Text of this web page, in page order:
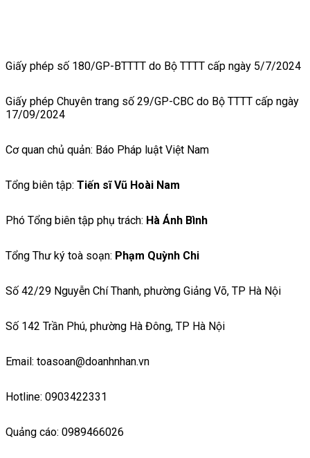
Giấy phép số 180/GP-BTTTT do Bộ TTTT cấp ngày 5/7/2024
Giấy phép Chuyên trang số 29/GP-CBC do Bộ TTTT cấp ngày
17/09/2024
Cơ quan chủ quản: Báo Pháp luật Việt Nam
Tổng biên tập: Tiến sĩ Vũ Hoài Nam
Phó Tổng biên tập phụ trách: Hà Ánh Bình
Tổng Thư ký toà soạn: Phạm Quỳnh Chi
Số 42/29 Nguyễn Chí Thanh, phường Giảng Võ, TP Hà Nội
Số 142 Trần Phú, phường Hà Đông, TP Hà Nội
Email: toasoan@doanhnhan.vn
Hotline: 0903422331
Quảng cáo: 0989466026